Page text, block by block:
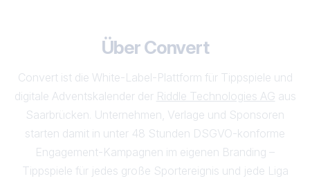
Über Convert
Convert ist die White-Label-Plattform für Tippspiele und
digitale Adventskalender der Riddle Technologies AG aus
Saarbrücken. Unternehmen, Verlage und Sponsoren
starten damit in unter 48 Stunden DSGVO-konforme
Engagement-Kampagnen im eigenen Branding –
Tippspiele für jedes große Sportereignis und jede Liga